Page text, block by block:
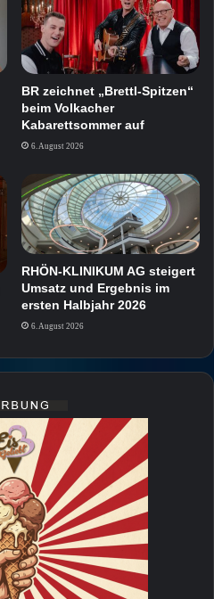
BR zeichnet „Brettl-Spitzen“
beim Volkacher
Kabarettsommer auf
6. August 2026
RHÖN-KLINIKUM AG steigert
Umsatz und Ergebnis im
ersten Halbjahr 2026
6. August 2026